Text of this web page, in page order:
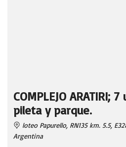
COMPLEJO ARATIRI;
pileta y parque.
loteo Papurello, RN135 km. 5.5,
Argentina